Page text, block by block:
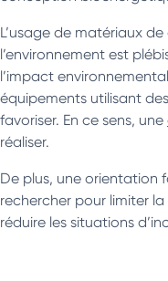
L’usage de matériaux
l’environnement est
l’impact
équipements utilisant
favoriser. En ce sens, une
réaliser.
De plus, une orientation
rechercher pour limiter
réduire les situations